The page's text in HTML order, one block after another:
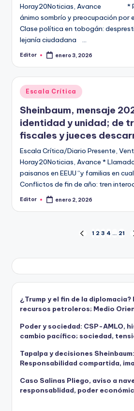
Horay20Noticias, Avance *
ánimo sombrío y preocupación por
Clase política en tobogán:
lejanía ciudadana …
Publicado
Editor enero 3, 2026
Publicado
en
Escala Crítica
Sheinbaum, mensaje
identidad y unidad; de
fiscales y jueces
Escala Crítica/Diario Presente,
Horay20Noticias, Avance *
paisanos en EEUU “y familias en
Conflictos de fin de año: tren
Publicado
Editor enero 2, 2026
Paginación
de
entradas
PÁGINA
1 2 3 4 … 21
¿Trump y el fin de la diplomacia?
recursos petroleros; Medio
Poder y sociedad: CSP-AMLO,
cambio pacífico; sociedad,
Tapalpa y decisiones
Responsabilidad compartida,
Caso Salinas Pliego, aviso a
responsablidad, poder